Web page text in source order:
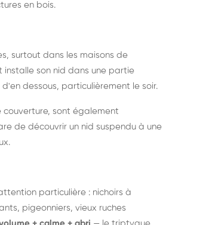
en bois.
surtout dans les maisons de
son nid dans une partie
dessous, particulièrement le soir.
couverture, sont également
de découvrir un nid suspendu à une
particulière : nichoirs à
pigeonniers, vieux ruches